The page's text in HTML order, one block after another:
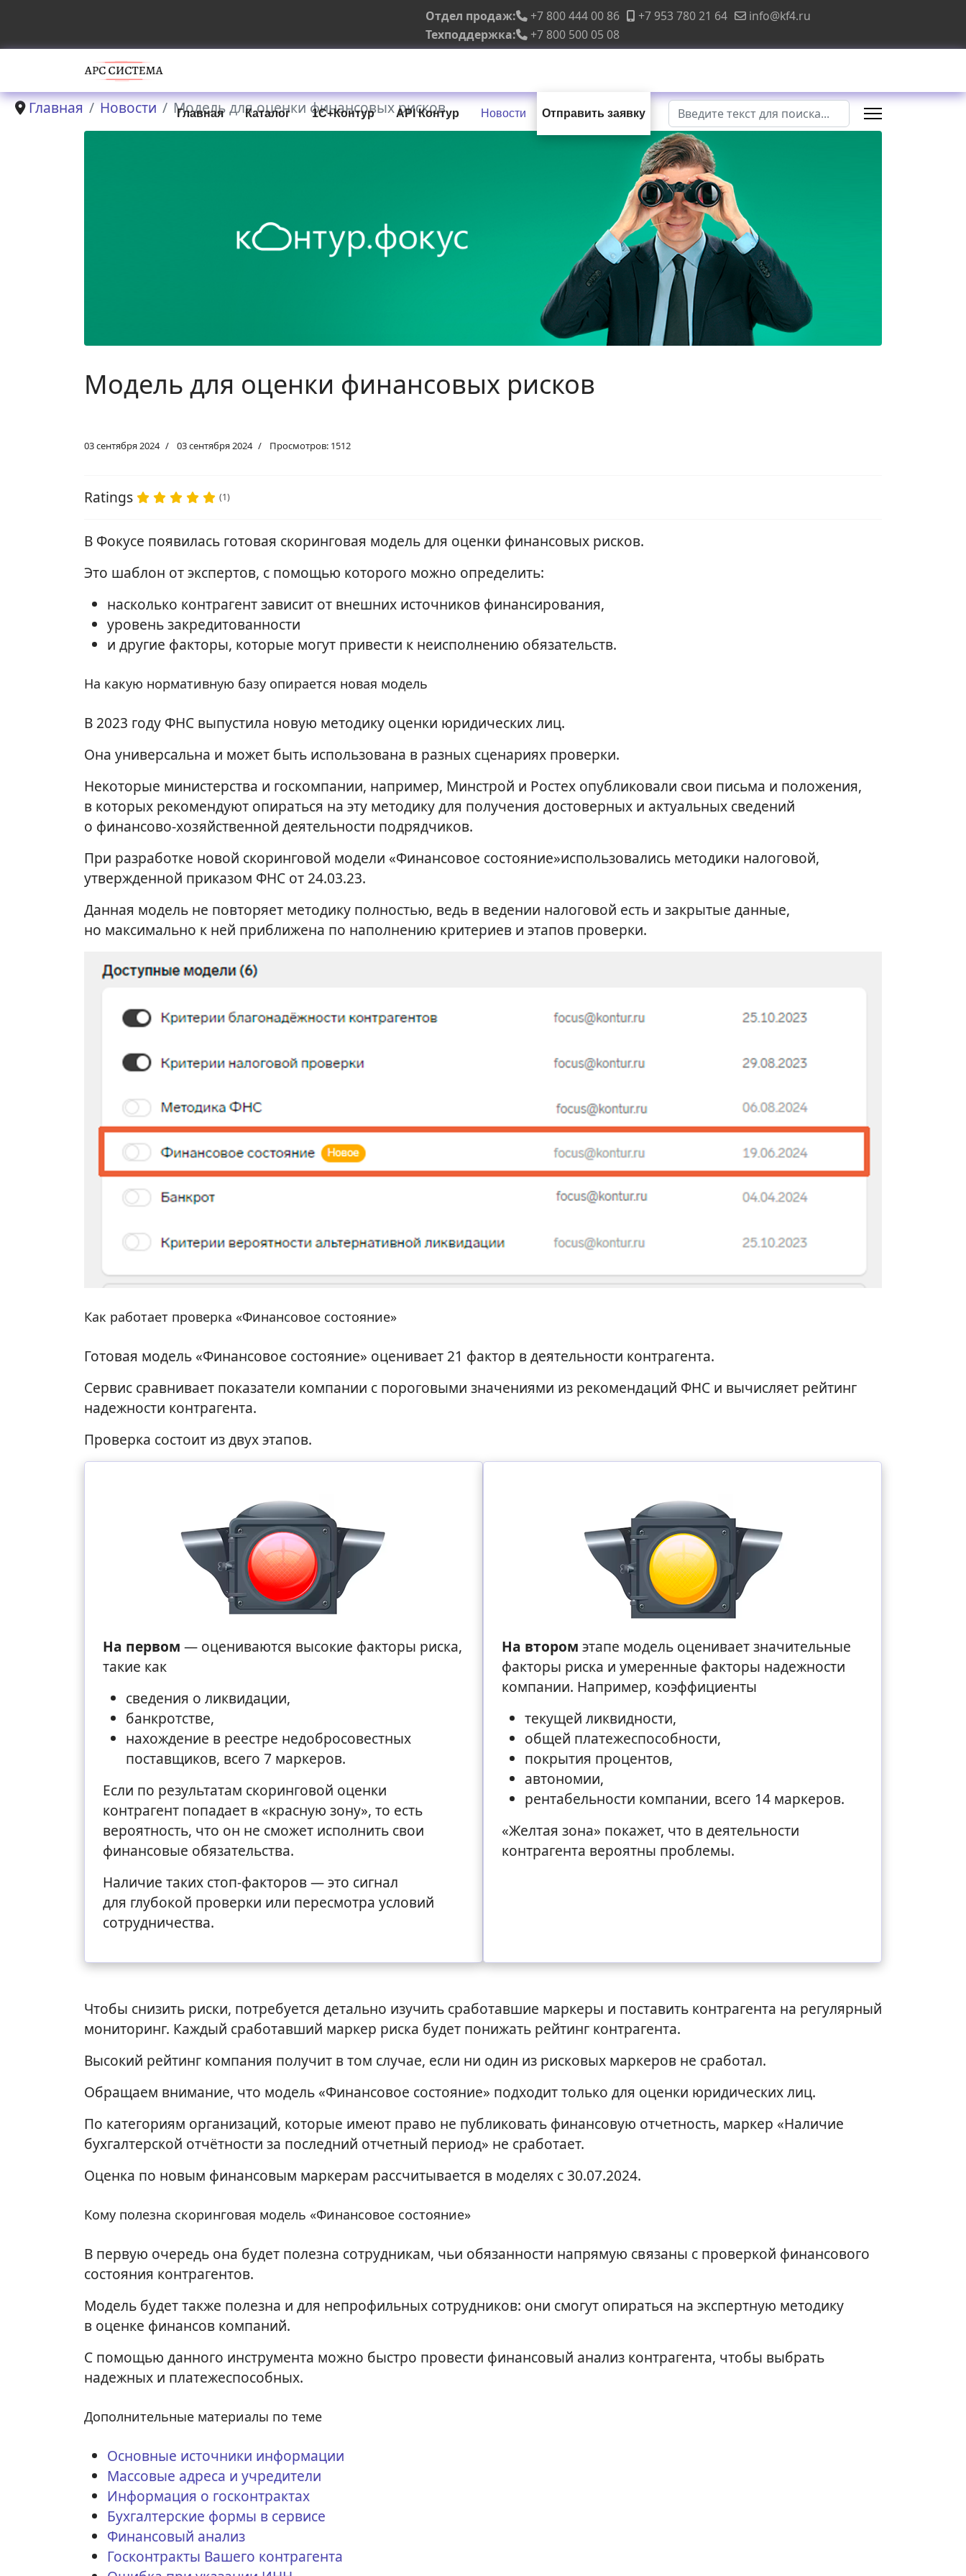
Отдел продаж: +7 800 444 00 86 +7 953 780 21 64
info@kf4.ru
Техподдержка:
+7 800 500 05 08
Главная Каталог 1С+Контур API Контур Новости Отправить заявку Поиск
Главная Новости Модель для оценки финансовых рисков
Модель для оценки финансовых рисков
03 сентября 2024 03 сентября 2024 Просмотров: 1512
Ratings (1)
В Фокусе появилась готовая скоринговая модель для оценки финансовых рисков.
Это шаблон от экспертов, с помощью которого можно определить:
насколько контрагент зависит от внешних источников финансирования,
уровень закредитованности
и другие факторы, которые могут привести к неисполнению обязательств.
На какую нормативную базу опирается новая модель
В 2023 году ФНС выпустила новую методику оценки юридических лиц.
Она универсальна и может быть использована в разных сценариях проверки.
Некоторые министерства и госкомпании, например, Минстрой и Ростех опубликовали свои письма и положения,
в которых рекомендуют опираться на эту методику для получения достоверных и актуальных сведений
о финансово-хозяйственной деятельности подрядчиков.
При разработке новой скоринговой модели «Финансовое состояние»использовались методики налоговой,
утвержденной приказом ФНС от 24.03.23.
Данная модель не повторяет методику полностью, ведь в ведении налоговой есть и закрытые данные,
но максимально к ней приближена по наполнению критериев и этапов проверки.
Как работает проверка «Финансовое состояние»
Готовая модель «Финансовое состояние» оценивает 21 фактор в деятельности контрагента.
Сервис сравнивает показатели компании с пороговыми значениями из рекомендаций ФНС и вычисляет рейтинг
надежности контрагента.
Проверка состоит из двух этапов.
На первом — оцениваются высокие факторы риска,
такие как
сведения о ликвидации,
банкротстве,
нахождение в реестре недобросовестных
поставщиков, всего 7 маркеров.
Если по результатам скоринговой оценки
контрагент попадает в «красную зону», то есть
вероятность, что он не сможет исполнить свои
финансовые обязательства.
Наличие таких стоп-факторов — это сигнал
для глубокой проверки или пересмотра условий
сотрудничества.
На втором этапе модель оценивает значительные
факторы риска и умеренные факторы надежности
компании. Например, коэффициенты
текущей ликвидности,
общей платежеспособности,
покрытия процентов,
автономии,
рентабельности компании, всего 14 маркеров.
«Желтая зона» покажет, что в деятельности
контрагента вероятны проблемы.
Чтобы снизить риски, потребуется детально изучить сработавшие маркеры и поставить контрагента на регулярный
мониторинг. Каждый сработавший маркер риска будет понижать рейтинг контрагента.
Высокий рейтинг компания получит в том случае, если ни один из рисковых маркеров не сработал.
Обращаем внимание, что модель «Финансовое состояние» подходит только для оценки юридических лиц.
По категориям организаций, которые имеют право не публиковать финансовую отчетность, маркер «Наличие
бухгалтерской отчётности за последний отчетный период» не сработает.
Оценка по новым финансовым маркерам рассчитывается в моделях с 30.07.2024.
Кому полезна скоринговая модель «Финансовое состояние»
В первую очередь она будет полезна сотрудникам, чьи обязанности напрямую связаны с проверкой финансового
состояния контрагентов.
Модель будет также полезна и для непрофильных сотрудников: они смогут опираться на экспертную методику
в оценке финансов компаний.
С помощью данного инструмента можно быстро провести финансовый анализ контрагента, чтобы выбрать
надежных и платежеспособных.
Дополнительные материалы по теме
Основные источники информации
Массовые адреса и учредители
Информация о госконтрактах
Бухгалтерские формы в сервисе
Финансовый анализ
Госконтракты Вашего контрагента